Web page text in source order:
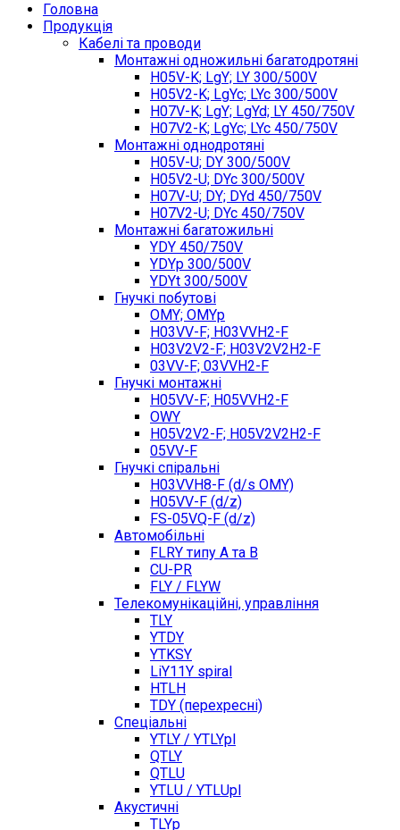
Головна
Продукція
Кабелі та проводи
Монтажні одножильні багатодротяні
H05V-K; LgY; LY 300/500V
H05V2-K; LgYc; LYc 300/500V
H07V-K; LgY; LgYd; LY 450/750V
H07V2-K; LgYc; LYc 450/750V
Монтажні однодротяні
H05V-U; DY 300/500V
H05V2-U; DYc 300/500V
H07V-U; DY; DYd 450/750V
H07V2-U; DYc 450/750V
Монтажні багатожильні
YDY 450/750V
YDYp 300/500V
YDYt 300/500V
Гнучкі побутові
OMY; OMYp
H03VV-F; H03VVH2-F
H03V2V2-F; H03V2V2H2-F
03VV-F; 03VVH2-F
Гнучкі монтажні
H05VV-F; H05VVH2-F
OWY
H05V2V2-F; H05V2V2H2-F
05VV-F
Гнучкі спіральні
H03VVH8-F (d/s OMY)
H05VV-F (d/z)
FS-05VQ-F (d/z)
Автомобільні
FLRY типу A та B
CU-PR
FLY / FLYW
Телекомунікаційні, управління
TLY
YTDY
YTKSY
LiY11Y spiral
HTLH
TDY (перехресні)
Спеціальні
YTLY / YTLYpl
QTLY
QTLU
YTLU / YTLUpl
Акустичні
TLYp